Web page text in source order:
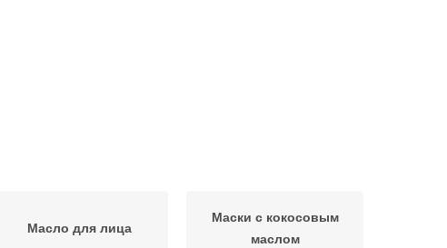
Масло для лица
Маски с кокосовым
маслом